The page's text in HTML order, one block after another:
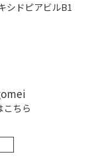
シドピアビルB1
こちら